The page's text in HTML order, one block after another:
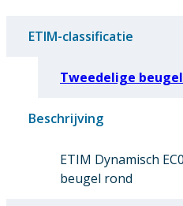
ETIM-classificatie
Tweedelige beugel
Beschrijving
ETIM Dynamisch
beugel rond